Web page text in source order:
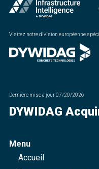
Visitez notre division européenne
Dernière mise à jour07/20/2026
DYWIDAG
Menu
Accueil